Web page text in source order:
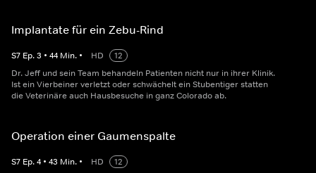
Implantate für ein Zebu-Rind
S7 Ep.3 • 44 Min. • HD
12
Dr. Jeff und sein Team behandeln Patienten nicht nur in ihrer Klinik.
Ist ein Vierbeiner verletzt oder schwächelt ein Stubentiger statten
die Veterinäre auch Hausbesuche in ganz Colorado ab.
Operation einer Gaumenspalte
S7 Ep.4 • 43 Min. • HD
12